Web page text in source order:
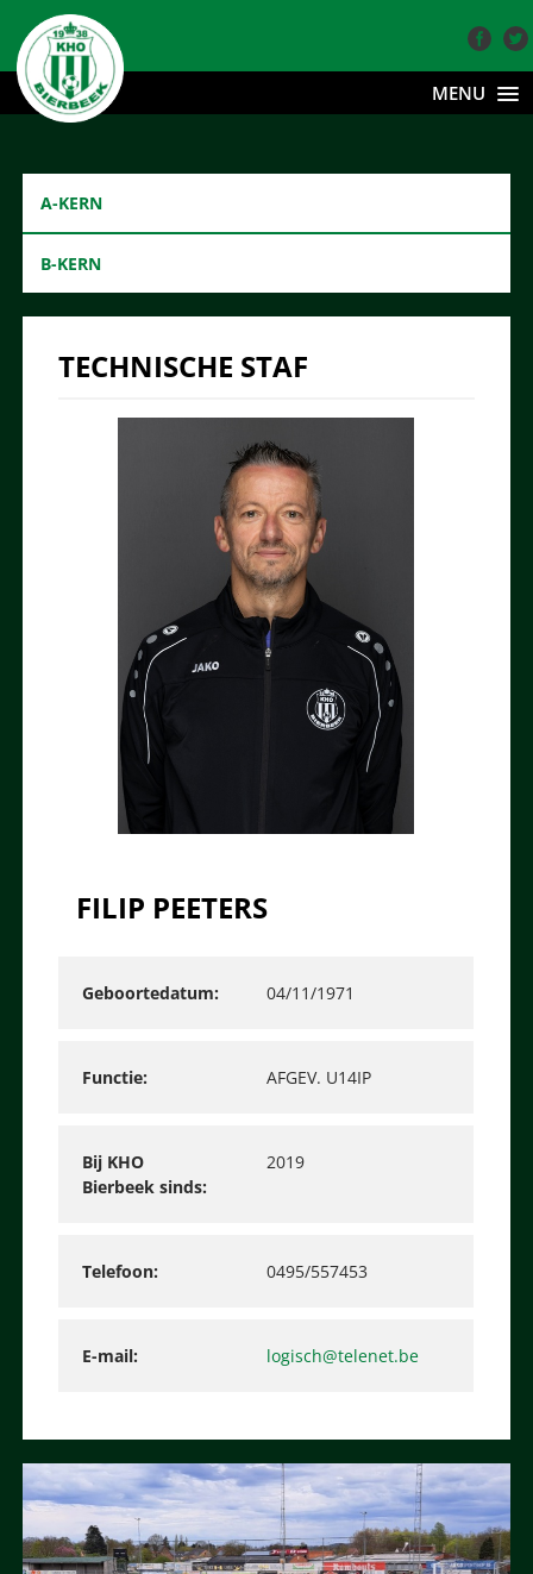
MENU
A-KERN
B-KERN
TECHNISCHE STAF
FILIP PEETERS
Geboortedatum 04/11/1971
Functie AFGEV. U14IP
Bij KHO
Bierbeek sinds
2019
Telefoon 0495/557453
E-mail logisch@telenet.be